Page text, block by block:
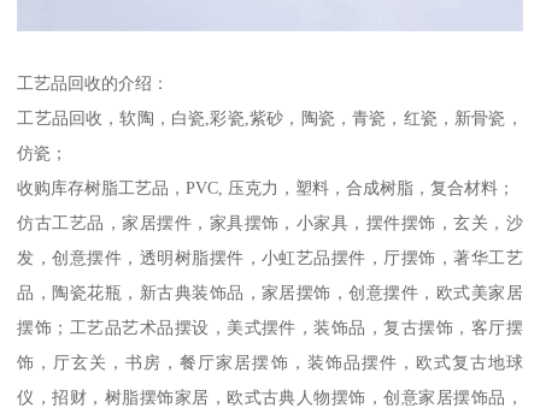
工艺品回收的介绍：
工艺品回收，软陶，白瓷,彩瓷,紫砂，陶瓷，青瓷，红瓷，新骨瓷，
仿瓷；
收购库存树脂工艺品，PVC, 压克力，塑料，合成树脂，复合材料；
仿古工艺品，家居摆件，家具摆饰，小家具，摆件摆饰，玄关，沙
发，创意摆件，透明树脂摆件，小虹艺品摆件，厅摆饰，著华工艺
品，陶瓷花瓶，新古典装饰品，家居摆饰，创意摆件，欧式美家居
摆饰；工艺品艺术品摆设，美式摆件，装饰品，复古摆饰，客厅摆
饰，厅玄关，书房，餐厅家居摆饰，装饰品摆件，欧式复古地球
仪，招财，树脂摆饰家居，欧式古典人物摆饰，创意家居摆饰品，